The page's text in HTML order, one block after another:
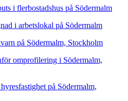
i flerbostadshus på Södermalm
i arbetslokal på Södermalm
på Södermalm, Stockholm
omprofilering i Södermalm,
på Södermalm,